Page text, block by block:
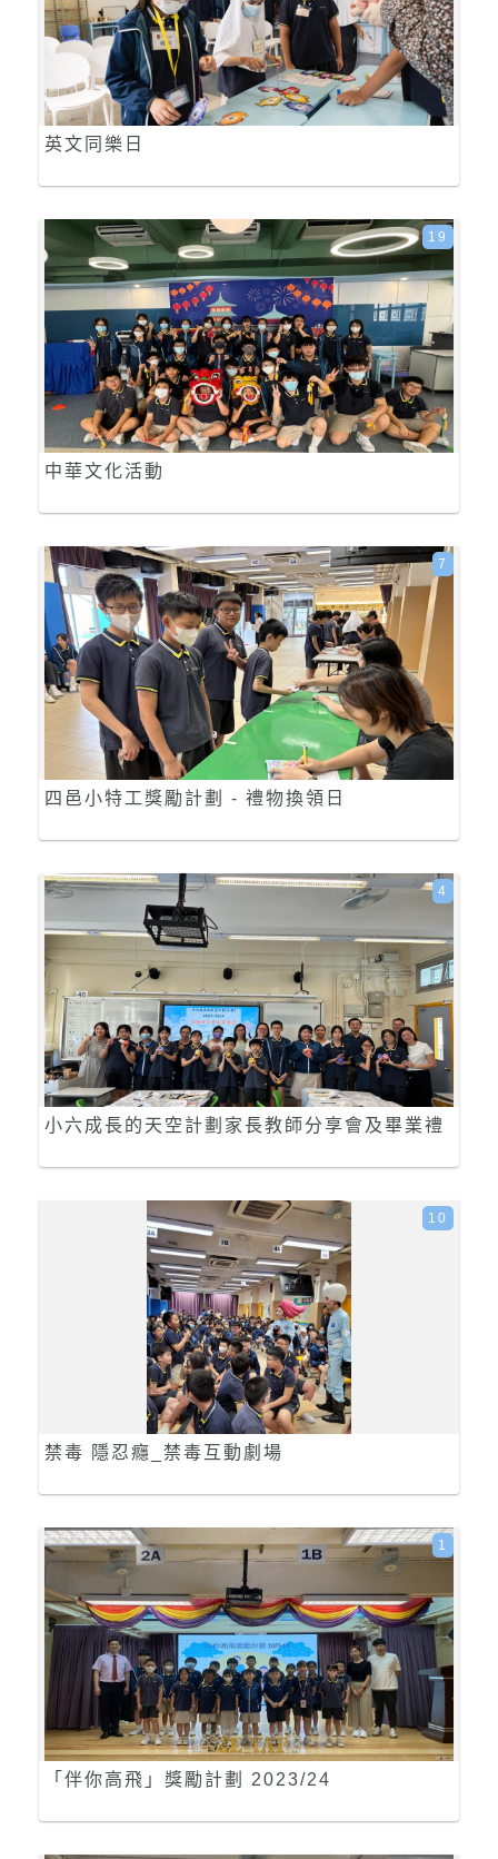
英文同樂日
中華文化活動
19
四邑小特工獎勵計劃 - 禮物換領日
7
小六成長的天空計劃家長教師分享會及畢業禮
4
禁毒 隱忍癮_禁毒互動劇場
10
「伴你高飛」獎勵計劃 2023/24
1